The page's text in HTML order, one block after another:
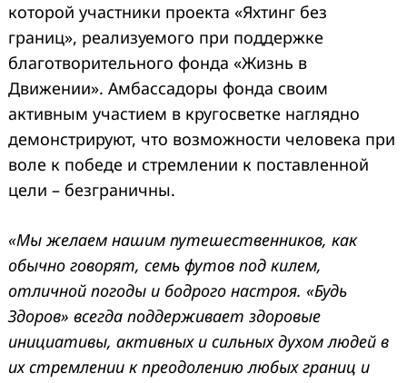
которой участники проекта «Яхтинг без
границ», реализуемого при поддержке
благотворительного фонда «Жизнь в
Движении». Амбассадоры фонда своим
активным участием в кругосветке наглядно
демонстрируют, что возможности человека при
воле к победе и стремлении к поставленной
цели – безграничны.
«Мы желаем нашим путешественников, как
обычно говорят, семь футов под килем,
отличной погоды и бодрого настроя. «Будь
Здоров» всегда поддерживает здоровые
инициативы, активных и сильных духом людей в
их стремлении к преодолению любых границ и